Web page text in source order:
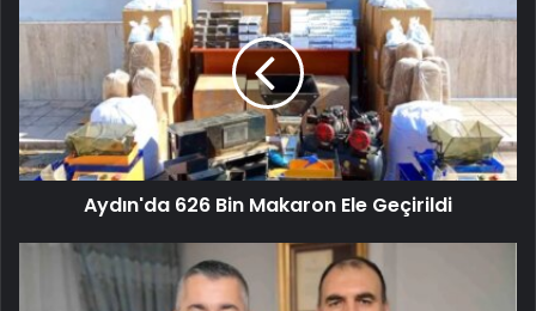
Aydın'da 626 Bin Makaron Ele Geçirildi